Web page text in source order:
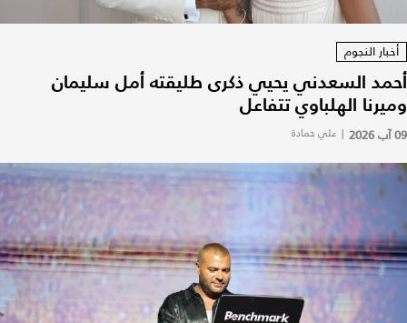
أخبار النجوم
أحمد السعدني يحيي ذكرى طليقته أمل سليمان
وميرنا الهلباوي تتفاعل
09 آب 2026 | علي حمادة